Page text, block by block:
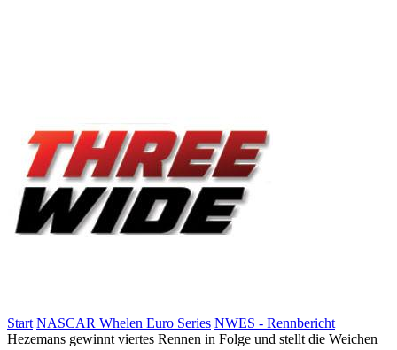
Start NASCAR Whelen Euro Series NWES - Rennbericht
Hezemans gewinnt viertes Rennen in Folge und stellt die Weichen